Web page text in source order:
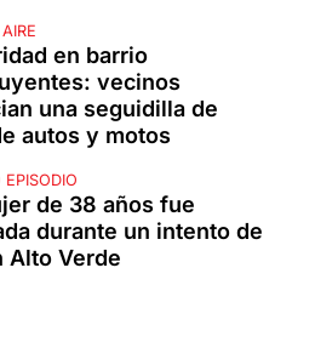
en barrio
vecinos
una seguidilla de
autos y motos
de 38 años fue
durante un intento de
Alto Verde